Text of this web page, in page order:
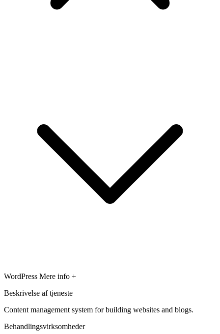
WordPress Mere info +
Beskrivelse af tjeneste
Content management system for building websites and blogs.
Behandlingsvirksomheder